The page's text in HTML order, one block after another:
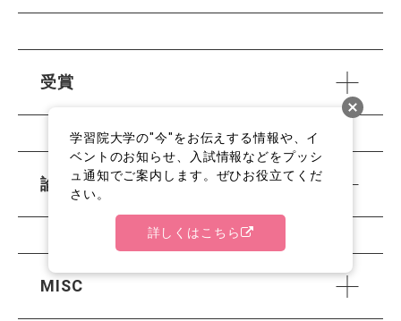
受賞
論文
MISC
学習院大学の"今"をお伝えする情報や、イ
ベントのお知らせ、入試情報などをプッシ
ュ通知でご案内します。ぜひお役立てくだ
さい。
詳しくはこちら